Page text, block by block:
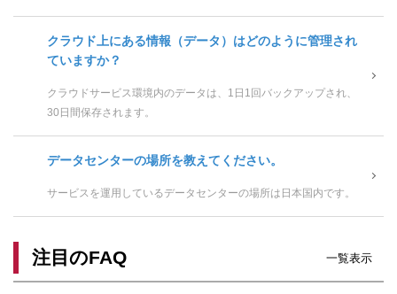
クラウド上にある情報（データ）はどのように管理され
ていますか？
クラウドサービス環境内のデータは、1日1回バックアップされ、
30日間保存されます。
データセンターの場所を教えてください。
サービスを運用しているデータセンターの場所は日本国内です。
注目のFAQ 一覧表示